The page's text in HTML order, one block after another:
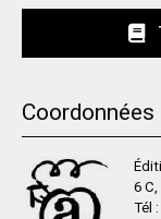
Coordonnées
6
Tél :